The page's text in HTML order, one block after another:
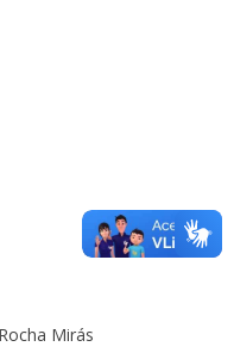
Mirás